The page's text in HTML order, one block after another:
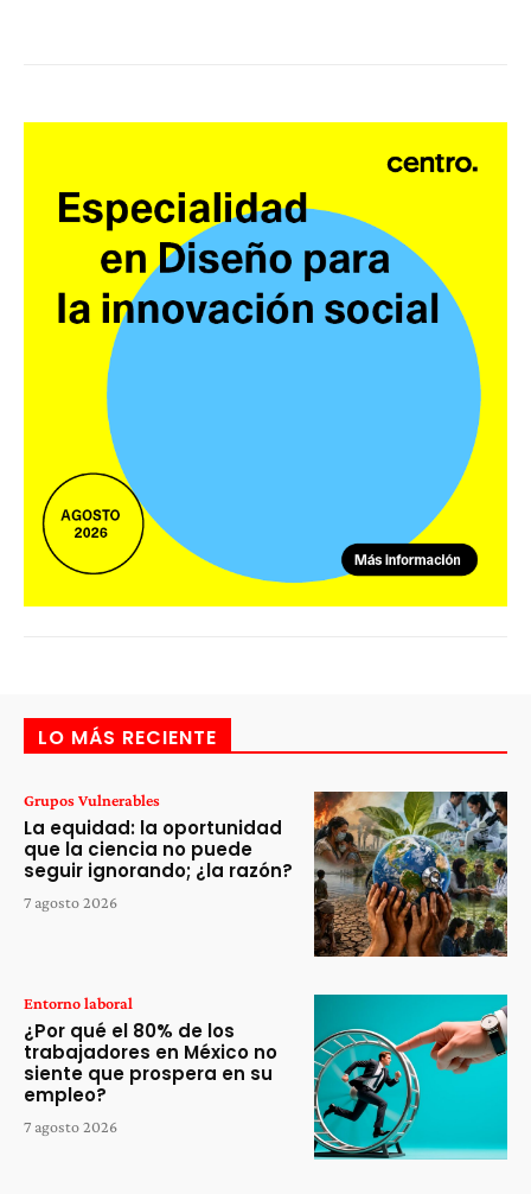
LO MÁS RECIENTE
Grupos Vulnerables
La equidad: la oportunidad
que la ciencia no puede
seguir ignorando; ¿la razón?
7 agosto 2026
Entorno laboral
¿Por qué el 80% de los
trabajadores en México no
siente que prospera en su
empleo?
7 agosto 2026